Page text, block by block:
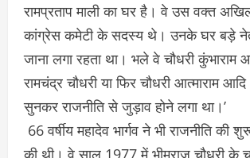
रामप्रताप माली का घर है। वे उस वक्त
कांग्रेस कमेटी के सदस्य थे। उनके घर बड़े
जाना लगा रहता था। भले वे चौधरी कुंभाराम
रामचंद्र चौधरी या फिर चौधरी आत्माराम
सुनकर राजनीति से जुड़ाव होने लगा था।’
66 वर्षीय महादेव भार्गव ने भी राजनीति
की थी। वे साल 1977 में भीमराज चौधरी के